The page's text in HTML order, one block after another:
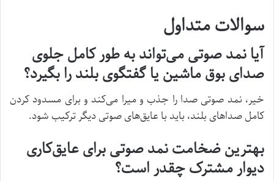
سوالات متداول
آیا نمد صوتی می‌تواند به طور کامل جلوی
صدای بوق ماشین یا گفتگوی بلند را بگیرد؟
خیر، نمد صوتی صدا را جذب و میرا می‌کند و برای مسدود کردن
کامل صداهای بلند، باید با عایق‌های صوتی دیگر ترکیب شود.
بهترین ضخامت نمد صوتی برای عایق‌کاری
دیوار مشترک چقدر است؟